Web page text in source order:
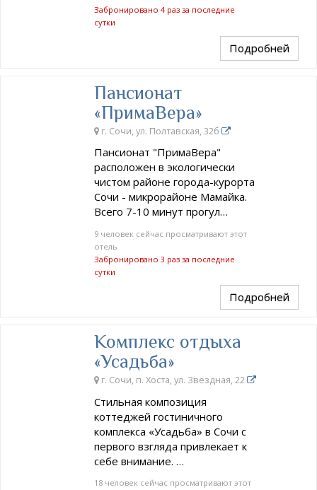
Забронировано 4 раз за последние
сутки
Подробней
Пансионат
«ПримаВера»
г. Сочи, ул. Полтавская, 32б
Пансионат "ПримаВера"
расположен в экологически
чистом районе города-курорта
Сочи - микрорайоне Мамайка.
Всего 7-10 минут прогул…
9 человек сейчас просматривают этот
отель
Забронировано 3 раз за последние
сутки
Подробней
Комплекс отдыха
«Усадьба»
г. Сочи, п. Хоста, ул. Звездная, 22
Стильная композиция
коттеджей гостиничного
комплекса «Усадьба» в Сочи с
первого взгляда привлекает к
себе внимание. …
18 человек сейчас просматривают этот